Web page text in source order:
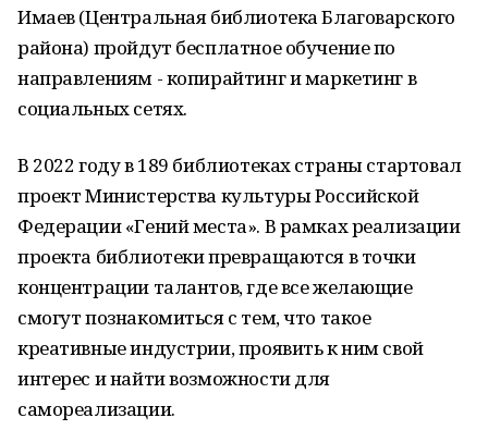
Имаев (Центральная библиотека Благоварского
района) пройдут бесплатное обучение по
направлениям - копирайтинг и маркетинг в
социальных сетях.
В 2022 году в 189 библиотеках страны стартовал
проект Министерства культуры Российской
Федерации «Гений места». В рамках реализации
проекта библиотеки превращаются в точки
концентрации талантов, где все желающие
смогут познакомиться с тем, что такое
креативные индустрии, проявить к ним свой
интерес и найти возможности для
самореализации.